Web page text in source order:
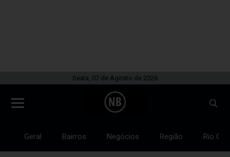
Sexta, 07 de Agosto de 2026
Geral Bairros Negócios Região Rio